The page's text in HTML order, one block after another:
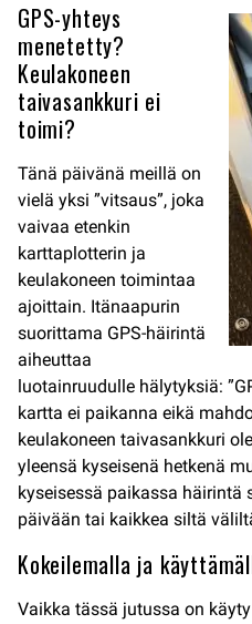
GPS-yhteys
menetetty?
Keulakoneen
taivasankkuri ei
toimi?
Tänä päivänä meillä on
vielä yksi ”vitsaus”, joka
vaivaa etenkin
karttaplotterin ja
keulakoneen toimintaa
ajoittain. Itänaapurin
suorittama GPS-häirintä
aiheuttaa
luotainruudulle hälytyksiä:
kartta ei paikanna eikä
keulakoneen taivasankkuri
yleensä kyseisenä hetkenä
kyseisessä paikassa häirintä
päivään tai kaikkea siltä
Kokeilemalla ja
Vaikka tässä jutussa on